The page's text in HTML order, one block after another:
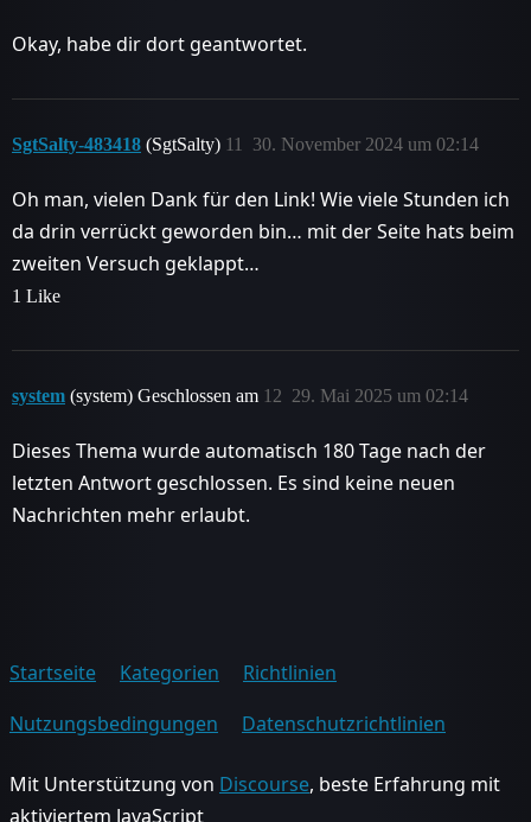
Okay, habe dir dort geantwortet.
SgtSalty-483418 (SgtSalty) 30. November 2024 um 02:14
11
Oh man, vielen Dank für den Link! Wie viele Stunden ich
da drin verrückt geworden bin… mit der Seite hats beim
zweiten Versuch geklappt…
1 Like
system (system) Geschlossen am 29. Mai 2025 um 02:14
12
Dieses Thema wurde automatisch 180 Tage nach der
letzten Antwort geschlossen. Es sind keine neuen
Nachrichten mehr erlaubt.
Startseite Kategorien
Richtlinien
Nutzungsbedingungen
Datenschutzrichtlinien
Mit Unterstützung von Discourse, beste Erfahrung mit
aktiviertem JavaScript